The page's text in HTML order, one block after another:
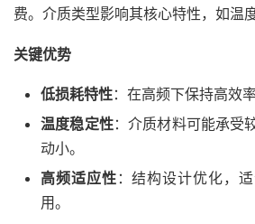
费。介质类型影响其核心特性，如温
关键优势
低损耗特性：在高频下保持高效
温度稳定性：介质材料可能承受
动小。
高频适应性 ：结构设计优化，
用。